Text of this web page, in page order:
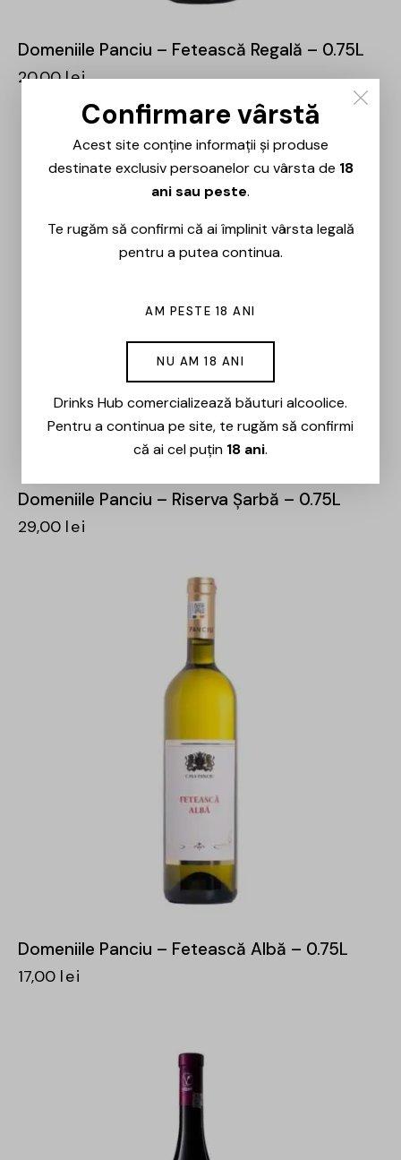
Domeniile Panciu – Fetească Regală – 0.75L
20,00lei
Domeniile Panciu – Riserva Șarbă – 0.75L
29,00 lei
Domeniile Panciu – Fetească Albă – 0.75L
17,00 lei
Confirmare vârstă
Acest site conține informații și produse
destinate exclusiv persoanelor cu vârsta de 18
ani sau peste.
Te rugăm să confirmi că ai împlinit vârsta legală
pentru a putea continua.
AM PESTE 18 ANI
NU AM 18 ANI
Drinks Hub comercializează băuturi alcoolice.
Pentru a continua pe site, te rugăm să confirmi
că ai cel puțin 18 ani.